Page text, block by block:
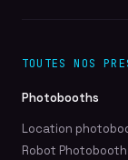
TOUTES NOS
Photobooths
Location
Robot Photobooth